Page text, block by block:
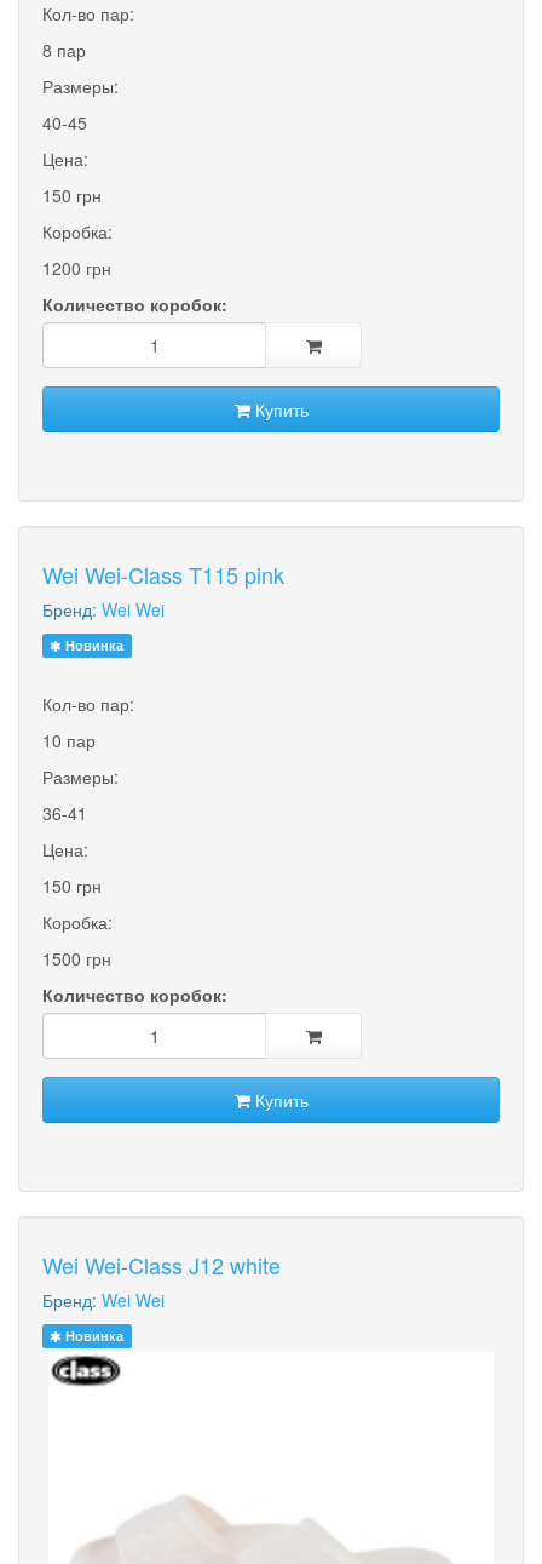
Кол-во пар:
8 пар
Размеры:
40-45
Цена:
150 грн
Коробка:
1200 грн
Количество коробок:
Купить
Wei Wei-Class T115 pink
Бренд: Wei Wei
Новинка
Кол-во пар:
10 пар
Размеры:
36-41
Цена:
150 грн
Коробка:
1500 грн
Количество коробок:
Купить
Wei Wei-Class J12 white
Бренд: Wei Wei
Новинка